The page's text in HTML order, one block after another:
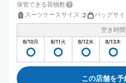
保管できる荷物数
スーツケースサイズ :2 バッグサ
空き時間
8/10月 8/11火 8/12水 8/13木
この店舗を予